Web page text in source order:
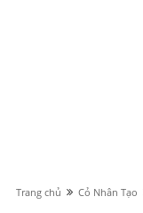
Trang chủ Cỏ Nhân Tạo